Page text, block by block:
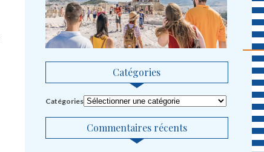
Catégories
Catégories
Commentaires récents